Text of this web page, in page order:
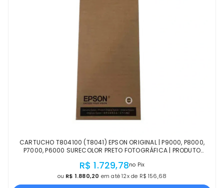
CARTUCHO T804100 (T8041) EPSON ORIGINAL | P9000, P8000,
P7000, P6000 SURECOLOR PRETO FOTOGRÁFICA | PRODUTO
R$ 1.729,78no Pix
ou R$ 1.880,20 em até 12x de R$ 156,68